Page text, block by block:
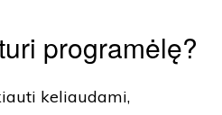
programėlę?
keliaudami,